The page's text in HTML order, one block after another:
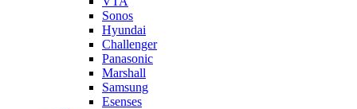
Sonos
Hyundai
Challenger
Panasonic
Marshall
Samsung
Esenses